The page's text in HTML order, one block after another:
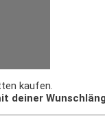
kaufen.
deiner